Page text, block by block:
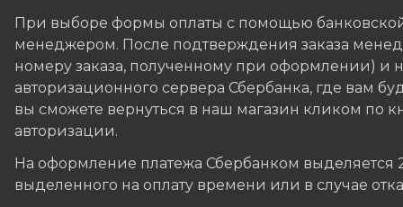
При выборе формы оплаты с помощью
менеджером. После подтверждения заказа
номеру заказа, полученному при оформлении) и
авторизационного сервера Сбербанка, где вам
вы сможете вернуться в наш магазин кликом по
авторизации.
На оформление платежа Сбербанком выделяется
выделенного на оплату времени или в случае